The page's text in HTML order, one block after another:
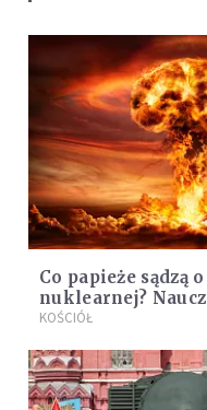
Co papieże sądzą
nuklearnej?
Rzymu od Pawła
KOŚCIÓŁ